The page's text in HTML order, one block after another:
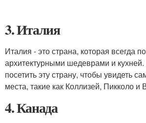
3. Италия
Италия - это страна, которая всегда
архитектурными шедеврами и кухней.
посетить эту страну, чтобы увидеть
места, такие как Коллизей, Пикколо и
4. Канада